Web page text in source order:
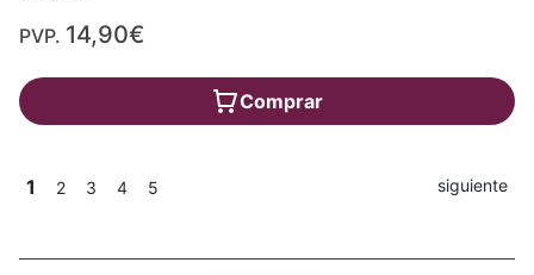
PVP. 14,90€
Comprar
1 2 3 4 5 siguiente